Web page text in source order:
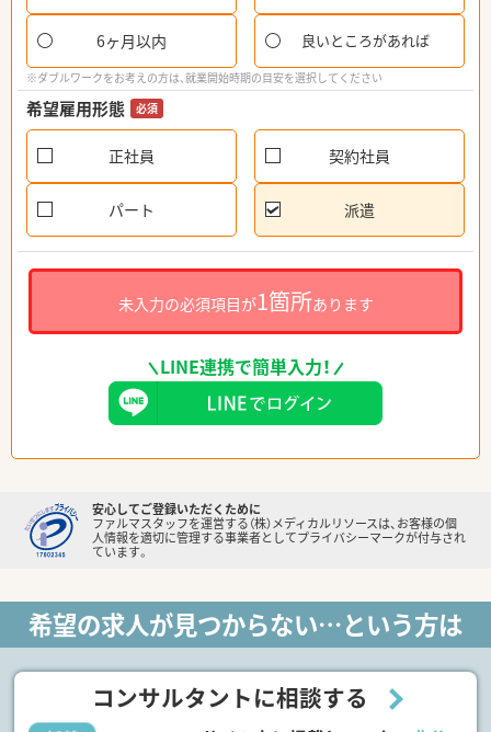
6ヶ月以内 良いところがあれば
※ダブルワークをお考えの方は、就業開始時期の目安を選択してください
希望雇用形態 必須
正社員 契約社員
パート 派遣
未入力の必須項目が1箇所あります
LINE連携で簡単入力！
安心してご登録いただくために
ファルマスタッフを運営する（株）メディカルリソースは、お客様の個
人情報を適切に管理する事業者としてプライバシーマークが付与され
ています。
希望の求人が見つからない…という方は
コンサルタントに相談する